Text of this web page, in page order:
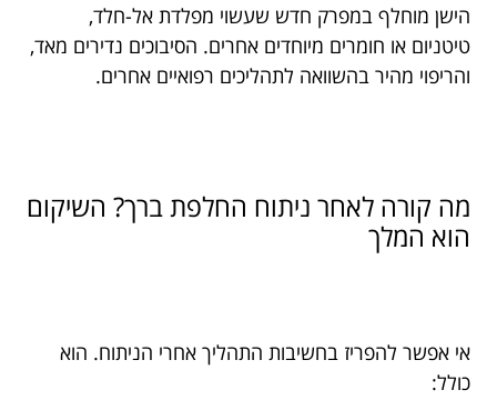
הישן מוחלף במפרק חדש שעשוי מפלדת אל-חלד,
טיטניום או חומרים מיוחדים אחרים. הסיבוכים נדירים מאד,
והריפוי מהיר בהשוואה לתהליכים רפואיים אחרים.
מה קורה לאחר ניתוח החלפת ברך? השיקום
הוא המלך
אי אפשר להפריז בחשיבות התהליך אחרי הניתוח. הוא
כולל: